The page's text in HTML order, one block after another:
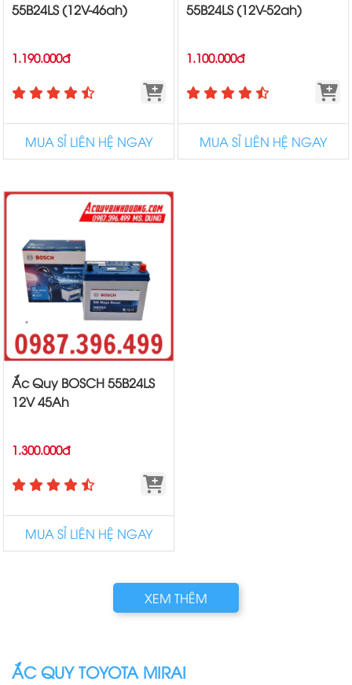
55B24LS (12V-46ah)
1.190.000đ
MUA SỈ LIÊN HỆ NGAY
55B24LS (12V-52ah)
1.100.000đ
MUA SỈ LIÊN HỆ NGAY
Ắc Quy BOSCH 55B24LS
12V 45Ah
1.300.000đ
MUA SỈ LIÊN HỆ NGAY
XEM THÊM
ẮC QUY TOYOTA MIRAI